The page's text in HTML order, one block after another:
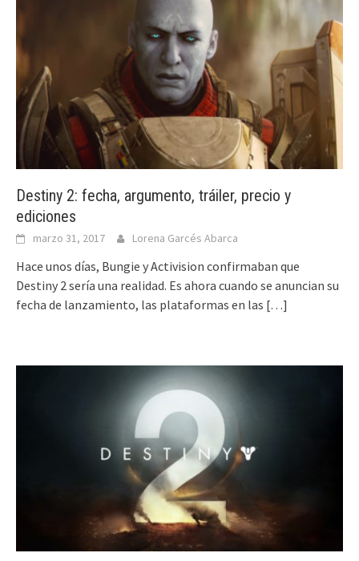
Destiny 2: fecha, argumento, tráiler, precio y
ediciones
marzo 31, 2017 Lorena Garcés Abarca
Hace unos días, Bungie y Activision confirmaban que
Destiny 2 sería una realidad. Es ahora cuando se anuncian su
fecha de lanzamiento, las plataformas en las […]